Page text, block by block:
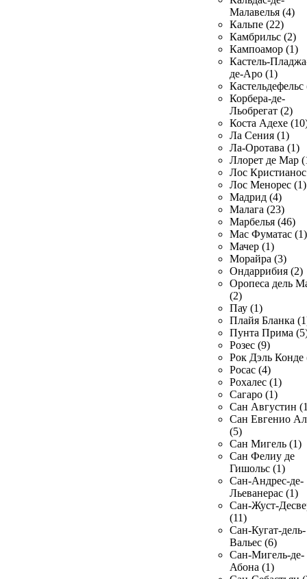
Малавелья (4)
Кальпе (22)
Камбрильс (2)
Кампоамор (1)
Кастель-
де-Аро (1)
Кастельдефельс
Корбера-де-
Льобрегат (2)
Коста Адехе
Ла Сения (1)
Ла-Оротава (1)
Ллорет де Мар
Лос
Лос Менорес (1)
Мадрид (4)
Малага (23)
Марбелья (46)
Мас Фуматас (1)
Мачер (1)
Морайра (3)
Ондаррибия (2)
Оропеса дель
(2)
Пау (1)
Плайя Бланка
Пунта Прима
Розес (9)
Рок Дэль Конде
Росас (4)
Рохалес (1)
Сагаро (1)
Сан Августин
Сан Евгенио
(5)
Сан Мигель (1)
Сан Фелиу де
Гишольс (1)
Сан-Андрес-де-
Льеванерас (1)
Сан-Жуст-
(11)
Сан-Кугат-дель-
Вальес (6)
Сан-Мигель-де-
Абона (1)